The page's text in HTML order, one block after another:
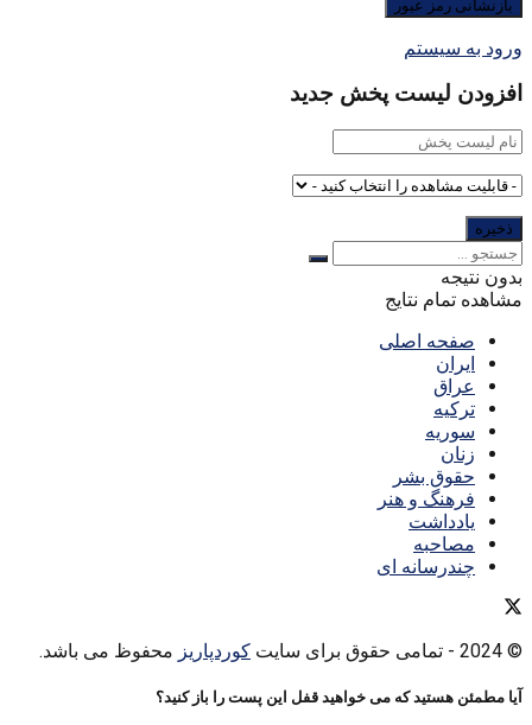
ورود به سیستم
افزودن لیست پخش جدید
بدون نتیجه
مشاهده تمام نتایج
صفحه اصلی
ایران
عراق
ترکیه
سوریه
زنان
حقوق بشر
فرهنگ و هنر
یادداشت
مصاحبه
چندرسانه ای
© 2024 - تمامی حقوق برای سایت کوردپاریز محفوظ می باشد.
آیا مطمئن هستید که می خواهید قفل این پست را باز کنید؟